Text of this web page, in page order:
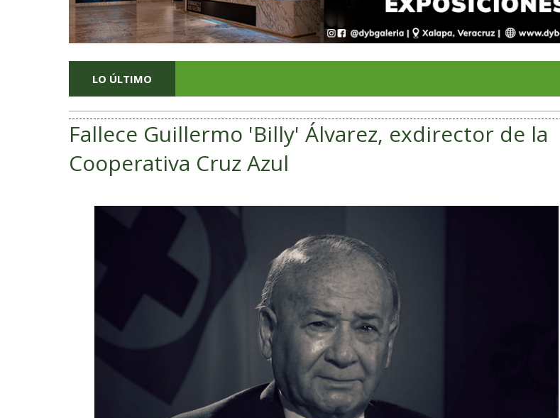
LO ÚLTIMO
Fallece Guillermo 'Billy' Álvarez, exdirector de la
Cooperativa Cruz Azul